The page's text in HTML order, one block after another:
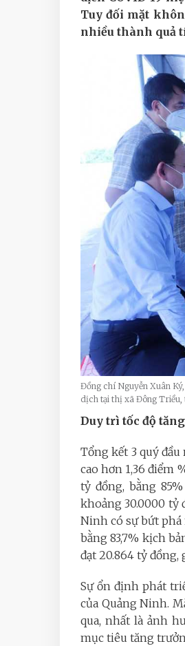
Tuy đối mặt
nhiều thành quả
Đồng chí Nguyễn Xuân
dịch tại thị xã Đông Triều,
Duy trì tốc độ
Tổng kết 3 quý
cao hơn 1,36 điểm
tỷ đồng, bằng
khoảng 30.0000 tỷ
Ninh có sự bứt phá
bằng 83,7% kịch
đạt 20.864 tỷ đồng,
Sự ổn định phát
của Quảng Ninh.
qua, nhất là ảnh
mục tiêu tăng